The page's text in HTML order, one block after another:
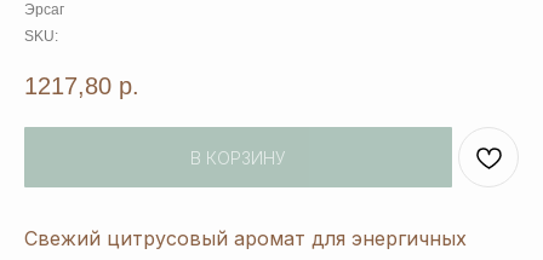
Эрсаг
SKU:
1217,80 р.
В КОРЗИНУ
Свежий цитрусовый аромат для энергичных